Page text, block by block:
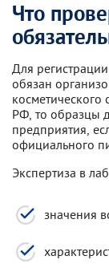
Что
Для
обязан
косметического
РФ, то образцы
предприятия,
официального
Экспертиза в
значения